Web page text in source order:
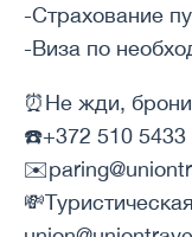
-Страхование
-Виза по
⏰Не жди,
☎️+372 510 5433